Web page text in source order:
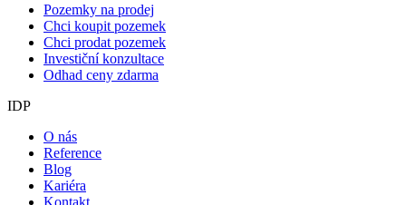
Pozemky na prodej
Chci koupit pozemek
Chci prodat pozemek
Investiční konzultace
Odhad ceny zdarma
IDP
O nás
Reference
Blog
Kariéra
Kontakt